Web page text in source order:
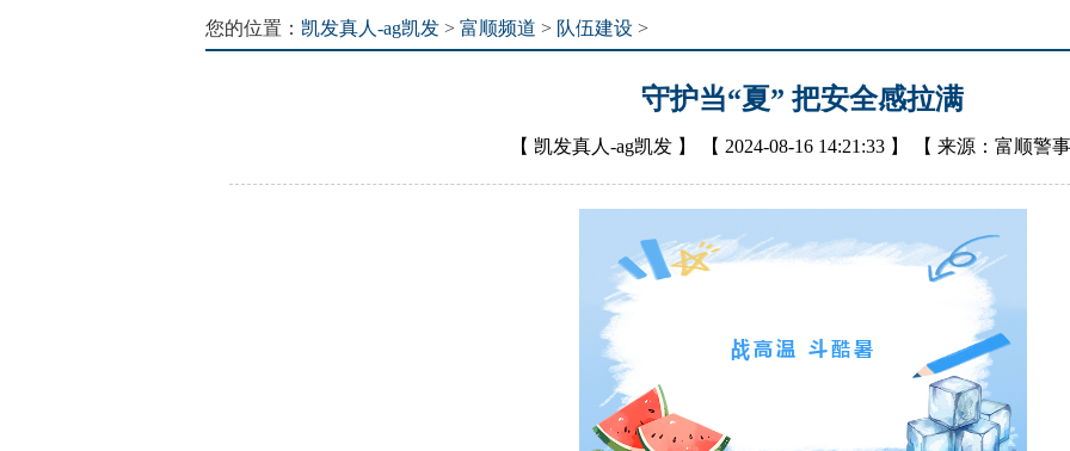
您的位置： 凯发真人-ag凯发 > 富顺频道 > 队伍建设 >
守护当“夏” 把安全感拉满
【 凯发真人-ag凯发 】 【 2024-08-16 14:21:33 】 【 来源：富顺警事